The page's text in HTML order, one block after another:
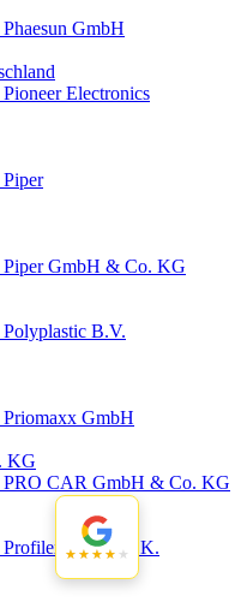
GmbH
Electronics
Piper
Piper GmbH & Co. KG
Polyplastic B.V.
Priomaxx GmbH
KG
PRO CAR GmbH & Co. KG
Gentes e.K.
★★★★★
★★★★★